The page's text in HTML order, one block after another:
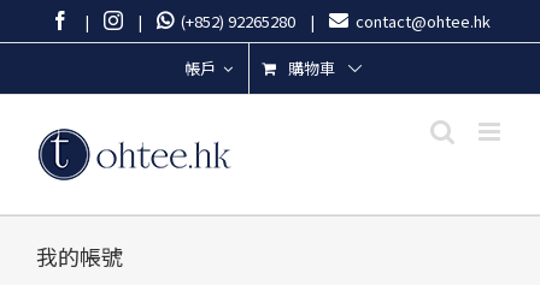
to
Facebook
| Instagram
| (+852) 92265280 | contact@ohtee.hk
帳戶 購物車
我的帳號